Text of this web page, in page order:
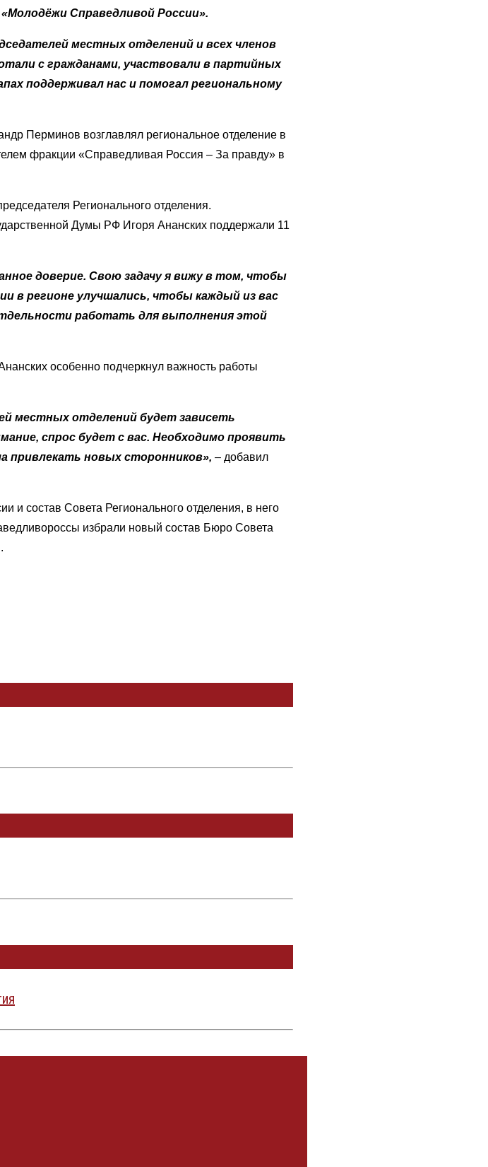
Справедливой России».
местных отделений и всех членов
с гражданами, участвовали в партийных
поддерживал нас и помогал региональному
Перминов возглавлял региональное отделение в
фракции «Справедливая Россия – За правду» в
Регионального отделения.
Думы РФ Игоря Ананских поддержали 11
доверие. Свою задачу я вижу в том, чтобы
в регионе улучшались, чтобы каждый из вас
работать для выполнения этой
особенно подчеркнул важность работы
местных отделений будет зависеть
спрос будет с вас. Необходимо проявить
привлекать новых сторонников», – добавил
и состав Совета Регионального отделения, в него
избрали новый состав Бюро Совета